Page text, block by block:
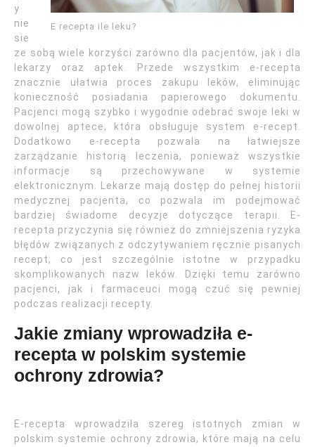
E recepta ile leku?
y
nie
sie
ze sobą wiele korzyści zarówno dla pacjentów, jak i dla
lekarzy oraz aptek. Przede wszystkim e-recepta
znacznie ułatwia proces zakupu leków, eliminując
konieczność posiadania papierowego dokumentu.
Pacjenci mogą szybko i wygodnie odebrać swoje leki w
dowolnej aptece, która obsługuje system e-recept.
Dodatkowo e-recepta pozwala na łatwiejsze
zarządzanie historią leczenia, ponieważ wszystkie
informacje są przechowywane w systemie
elektronicznym. Lekarze mają dostęp do pełnej historii
medycznej pacjenta, co pozwala im podejmować
bardziej świadome decyzje dotyczące terapii. E-
recepta przyczynia się również do zmniejszenia ryzyka
błędów związanych z odczytywaniem ręcznie pisanych
recept, co jest szczególnie istotne w przypadku
skomplikowanych nazw leków. Dzięki temu zarówno
pacjenci, jak i farmaceuci mogą czuć się pewniej
podczas realizacji recepty.
Jakie zmiany wprowadziła e-
recepta w polskim systemie
ochrony zdrowia?
E-recepta wprowadziła szereg istotnych zmian w
polskim systemie ochrony zdrowia, które mają na celu